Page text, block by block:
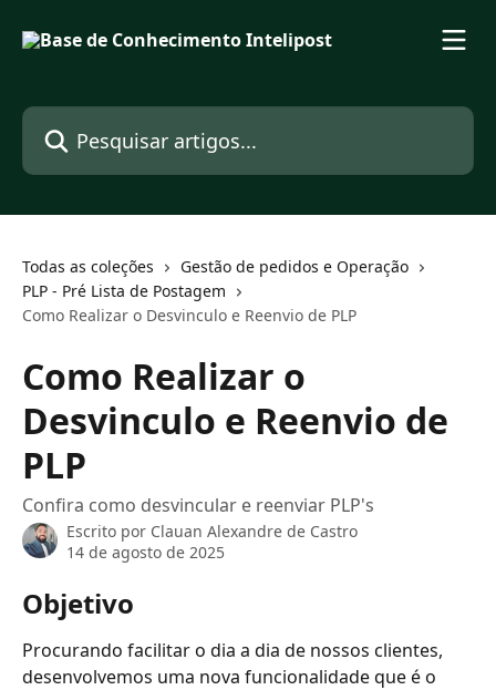
Pesquisar artigos...
Todas as coleções
Gestão de pedidos e Operação
PLP - Pré Lista de Postagem
Como Realizar o Desvinculo e Reenvio de PLP
Como Realizar o
Desvinculo e Reenvio de
PLP
Confira como desvincular e reenviar PLP's
Escrito por Clauan Alexandre de Castro
14 de agosto de 2025
Objetivo
Procurando facilitar o dia a dia de nossos clientes,
desenvolvemos uma nova funcionalidade que é o